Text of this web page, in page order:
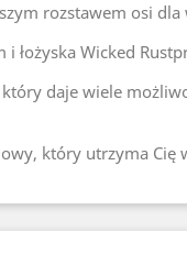
rozstawem osi dla
łożyska Wicked
daje wiele
który utrzyma